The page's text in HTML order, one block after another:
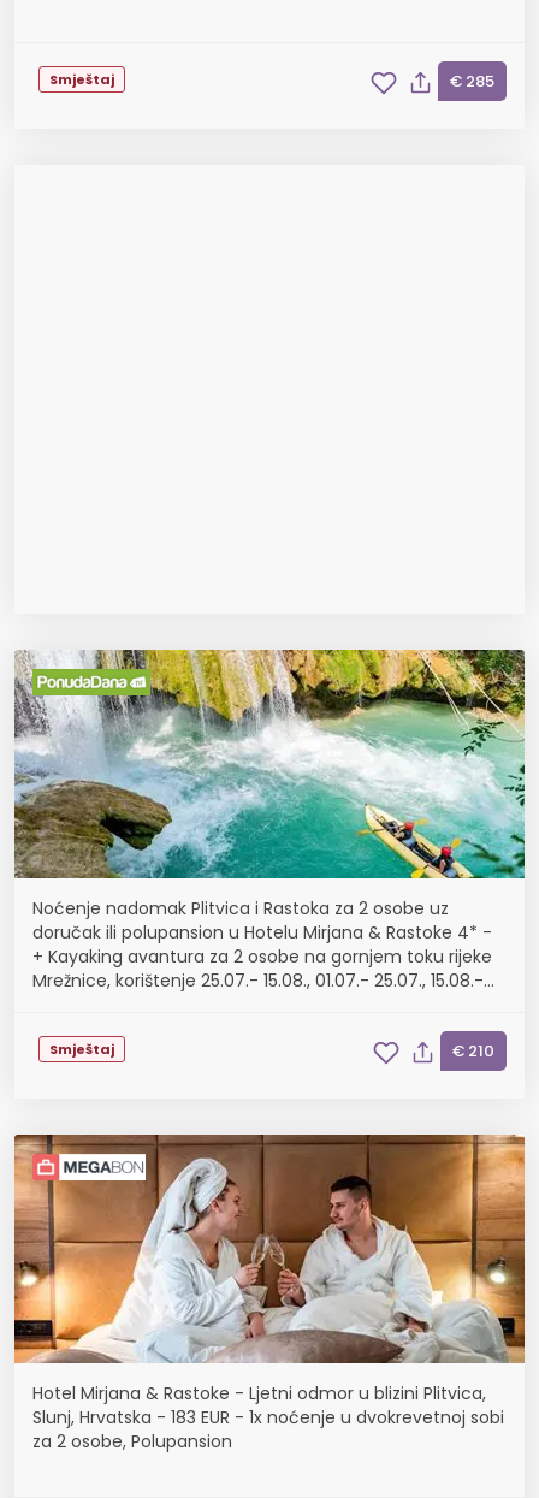
Smještaj € 285
Noćenje nadomak Plitvica i Rastoka za 2 osobe uz
doručak ili polupansion u Hotelu Mirjana & Rastoke 4* -
+ Kayaking avantura za 2 osobe na gornjem toku rijeke
Mrežnice, korištenje 25.07.- 15.08., 01.07.- 25.07., 15.08.-
Smještaj € 210
Hotel Mirjana & Rastoke - Ljetni odmor u blizini Plitvica,
Slunj, Hrvatska - 183 EUR - 1x noćenje u dvokrevetnoj sobi
za 2 osobe, Polupansion